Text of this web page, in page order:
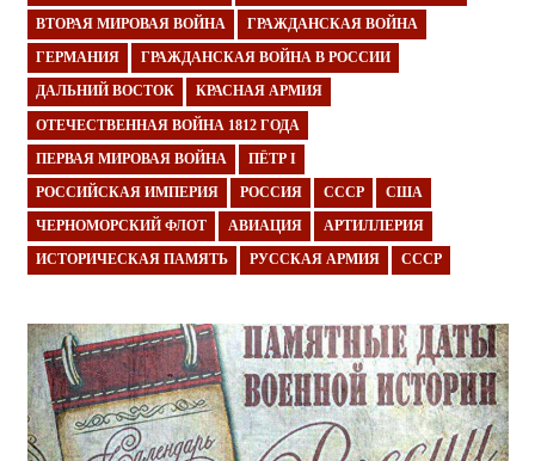
ВТОРАЯ МИРОВАЯ ВОЙНА ГРАЖДАНСКАЯ ВОЙНА
ГЕРМАНИЯ ГРАЖДАНСКАЯ ВОЙНА В РОССИИ
ДАЛЬНИЙ ВОСТОК КРАСНАЯ АРМИЯ
ОТЕЧЕСТВЕННАЯ ВОЙНА 1812 ГОДА
ПЕРВАЯ МИРОВАЯ ВОЙНА ПЁТР I
РОССИЙСКАЯ ИМПЕРИЯ РОССИЯ СССР США
ЧЕРНОМОРСКИЙ ФЛОТ АВИАЦИЯ АРТИЛЛЕРИЯ
ИСТОРИЧЕСКАЯ ПАМЯТЬ РУССКАЯ АРМИЯ СССР